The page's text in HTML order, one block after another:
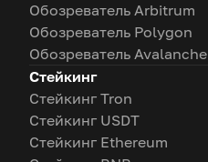
Обозреватель Arbitrum
Обозреватель Polygon
Обозреватель Avalanche
Стейкинг
Стейкинг Tron
Стейкинг USDT
Стейкинг Ethereum